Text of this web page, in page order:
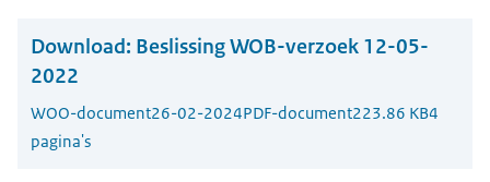
Download: Beslissing WOB-verzoek 12-05-
2022
WOO-document26-02-2024PDF-document223.86 KB4
pagina's